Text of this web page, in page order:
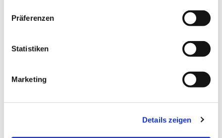
Präferenzen
Statistiken
Marketing
Details zeigen